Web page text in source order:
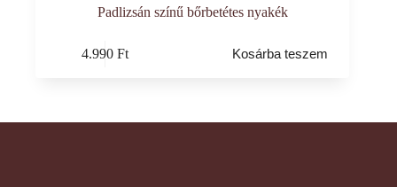
Padlizsán színű bőrbetétes nyakék
4.990Ft Kosárba teszem